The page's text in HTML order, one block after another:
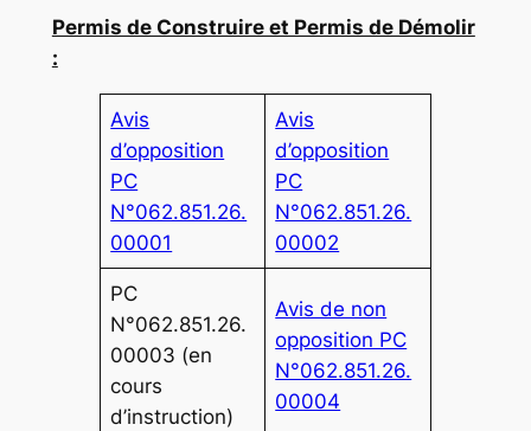
Permis de Construire et Permis de Démolir
:
Avis
d’opposition
PC
N°062.851.26.
00001
Avis
d’opposition
PC
N°062.851.26.
00002
PC
N°062.851.26.
00003 (en
cours
d’instruction)
Avis de non
opposition PC
N°062.851.26.
00004